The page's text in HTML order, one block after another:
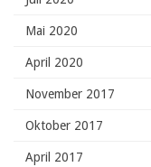
Mai 2020
April 2020
November 2017
Oktober 2017
April 2017